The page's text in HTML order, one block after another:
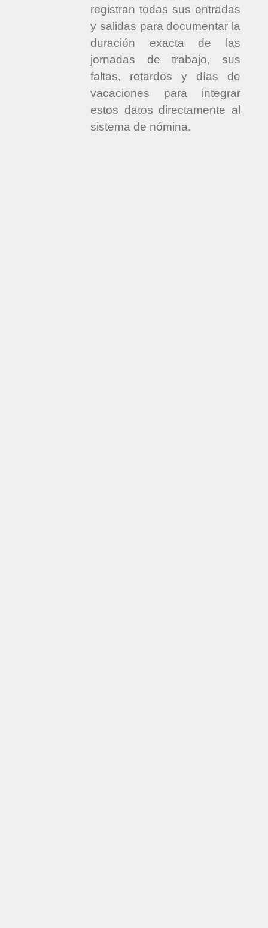
registran todas sus entradas
y salidas para documentar la
duración exacta de las
jornadas de trabajo, sus
faltas, retardos y días de
vacaciones para integrar
estos datos directamente al
sistema de nómina.